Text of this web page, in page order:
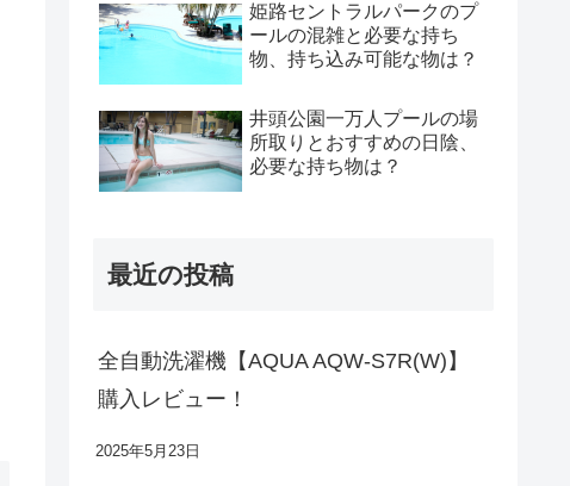
姫路セントラルパークのプ
ールの混雑と必要な持ち
物、持ち込み可能な物は？
井頭公園一万人プールの場
所取りとおすすめの日陰、
必要な持ち物は？
最近の投稿
全自動洗濯機【AQUA AQW-S7R(W)】
購入レビュー！
2025年5月23日